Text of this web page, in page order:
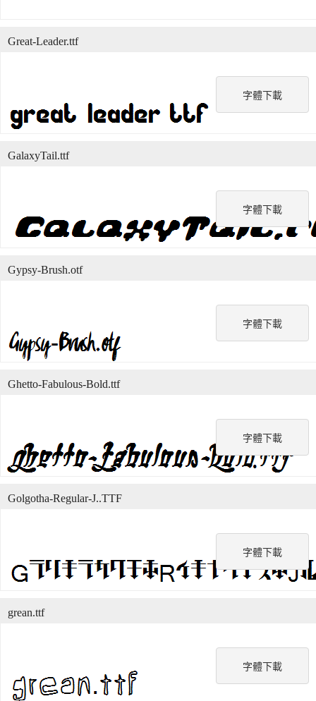
字體下載
Great-Leader.ttf
字體下載
GalaxyTail.ttf
字體下載
Gypsy-Brush.otf
字體下載
Ghetto-Fabulous-Bold.ttf
字體下載
Golgotha-Regular-J..TTF
字體下載
grean.ttf